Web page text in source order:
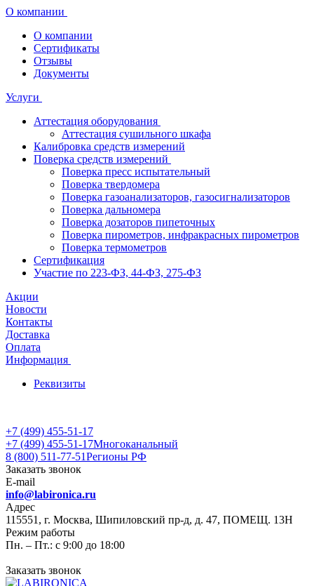
О компании
О компании
Сертификаты
Отзывы
Документы
Услуги
Аттестация оборудования
Аттестация сушильного шкафа
Калибровка средств измерений
Поверка средств измерений
Поверка пресс испытательный
Поверка твердомера
Поверка газоанализаторов, газосигнализаторов
Поверка дальномера
Поверка дозаторов пипеточных
Поверка пирометров, инфракрасных пирометров
Поверка термометров
Сертификация
Участие по 223-ФЗ, 44-ФЗ, 275-ФЗ
Акции
Новости
Контакты
Доставка
Оплата
Информация
Реквизиты
+7 (499) 455-51-17
+7 (499) 455-51-17Многоканальный
8 (800) 511-77-51Регионы РФ
Заказать звонок
E-mail
info@labironica.ru
Адрес
115551, г. Москва, Шипиловский пр-д, д. 47, ПОМЕЩ. 13Н
Режим работы
Пн. – Пт.: с 9:00 до 18:00
Заказать звонок